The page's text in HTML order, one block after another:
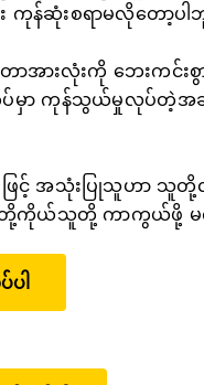
ကုန်ဆုံးစရာမလိုတော့ပါ
တာအားလုံးကို ဘေးကင်း
ာ ကုန်သွယ်မှုလုပ်တဲ့အခါ
းဖြင့် အသုံးပြုသူဟာ
တို့ကိုယ်သူတို့ ကာကွယ်ဖို့ မ
ါ